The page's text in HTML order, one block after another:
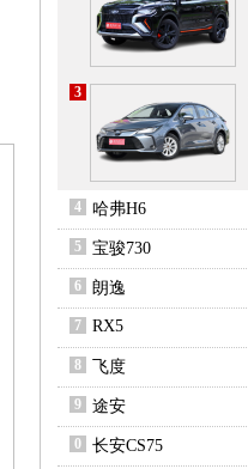
3
4 哈弗H6
5 宝骏730
6 朗逸
7 RX5
8 飞度
9 途安
0 长安CS75